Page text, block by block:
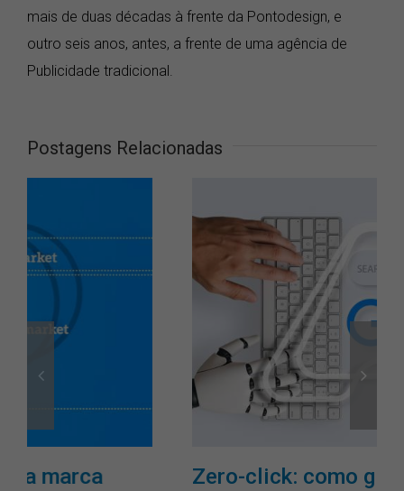
mais de duas décadas à frente da Pontodesign, e
outro seis anos, antes, a frente de uma agência de
Publicidade tradicional.
Postagens Relacionadas
Zero-click: como gerar valor